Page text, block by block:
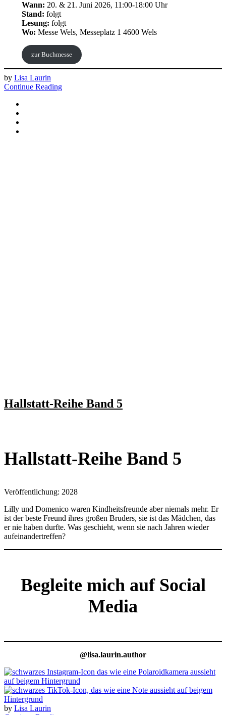
Wann: 20. & 21. Juni 2026, 11:00-18:00 Uhr
Stand: folgt
Lesung: folgt
Wo: Messe Wels, Messeplatz 1 4600 Wels
zur Buchmesse
by Lisa Laurin
Continue Reading
Hallstatt-Reihe Band 5
Hallstatt-Reihe Band 5
Veröffentlichung: 2028
Lilly und Domenico waren Kindheitsfreunde aber niemals mehr. Er
ist der beste Freund ihres großen Bruders, sie ist das Mädchen, das
er nie haben durfte. Was geschieht, wenn sie nach Jahren wieder
aufeinandertreffen?
Begleite mich auf Social
Media
@lisa.laurin.author
by Lisa Laurin